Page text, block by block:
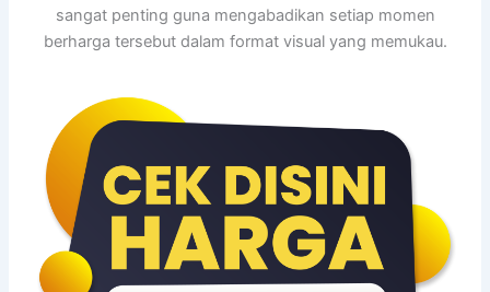
sangat penting guna mengabadikan setiap momen
berharga tersebut dalam format visual yang memukau.